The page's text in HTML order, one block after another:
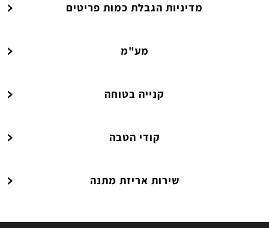
מדיניות הגבלת כמות פריטים
מע"מ
קנייה בטוחה
קודי הטבה
שירות אריזת מתנה